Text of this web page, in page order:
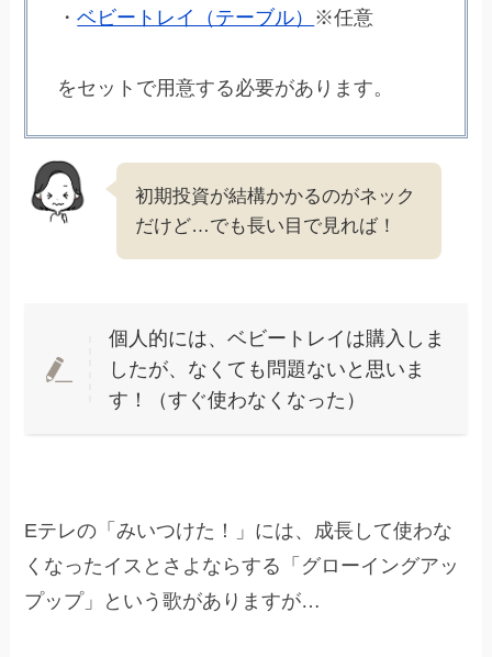
・ベビートレイ（テーブル） ※任意
をセットで用意する必要があります。
初期投資が結構かかるのがネック
だけど…でも長い目で見れば！
個人的には、ベビートレイは購入しま
したが、なくても問題ないと思いま
す！（すぐ使わなくなった）
Eテレの「みいつけた！」には、成長して使わな
くなったイスとさよならする「グローイングアッ
プップ」という歌がありますが…